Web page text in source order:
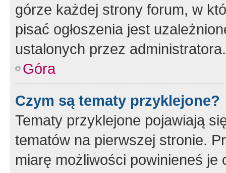
górze każdej strony forum, w
pisać ogłoszenia jest
ustalonych przez administratora.
Góra
Czym są tematy przyklejone?
Tematy przyklejone pojawiają
tematów na pierwszej stronie.
miarę możliwości powinieneś je